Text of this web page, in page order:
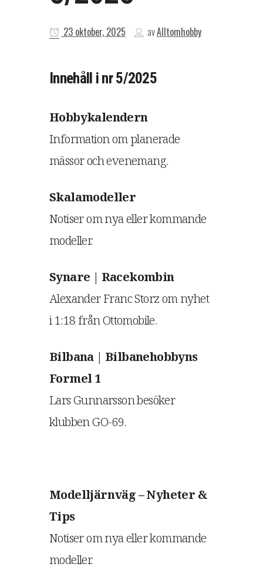
23 oktober, 2025 avAlltomhobby
Innehåll i nr 5/2025
Hobbykalendern
Information om planerade
mässor och evenemang.
Skalamodeller
Notiser om nya eller kommande
modeller.
Synare | Racekombin
Alexander Franc Storz om nyhet
i 1:18 från Ottomobile.
Bilbana | Bilbanehobbyns
Formel 1
Lars Gunnarsson besöker
klubben GO-69.
Modelljärnväg – Nyheter &
Tips
Notiser om nya eller kommande
modeller.